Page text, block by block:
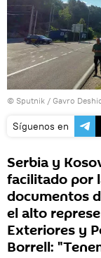
© Sputnik / Gavro
Síguenos en
Serbia y
facilitado por
documentos
el alto
Exteriores y
Borrell: